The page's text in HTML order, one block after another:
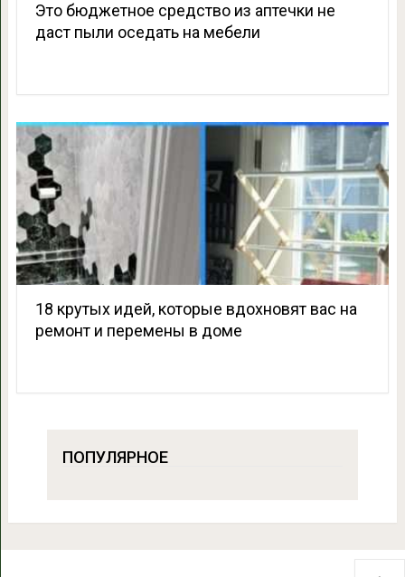
Это бюджетное средство из аптечки не
даст пыли оседать на мебели
18 крутых идей, которые вдохновят вас на
ремонт и перемены в доме
ПОПУЛЯРНОЕ